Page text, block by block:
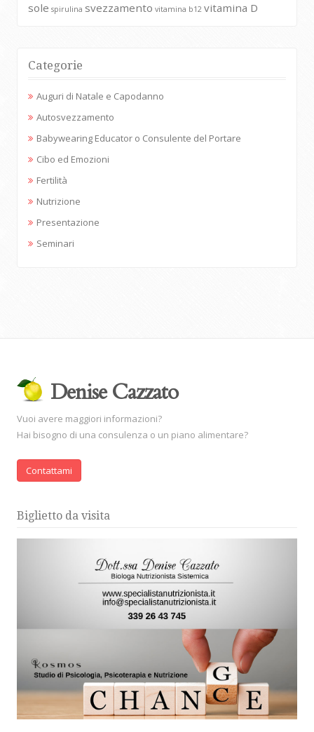
sole spirulina svezzamento vitamina b12 vitamina D
Categorie
Auguri di Natale e Capodanno
Autosvezzamento
Babywearing Educator o Consulente del Portare
Cibo ed Emozioni
Fertilità
Nutrizione
Presentazione
Seminari
Denise Cazzato
Vuoi avere maggiori informazioni?
Hai bisogno di una consulenza o un piano alimentare?
Contattami
Biglietto da visita